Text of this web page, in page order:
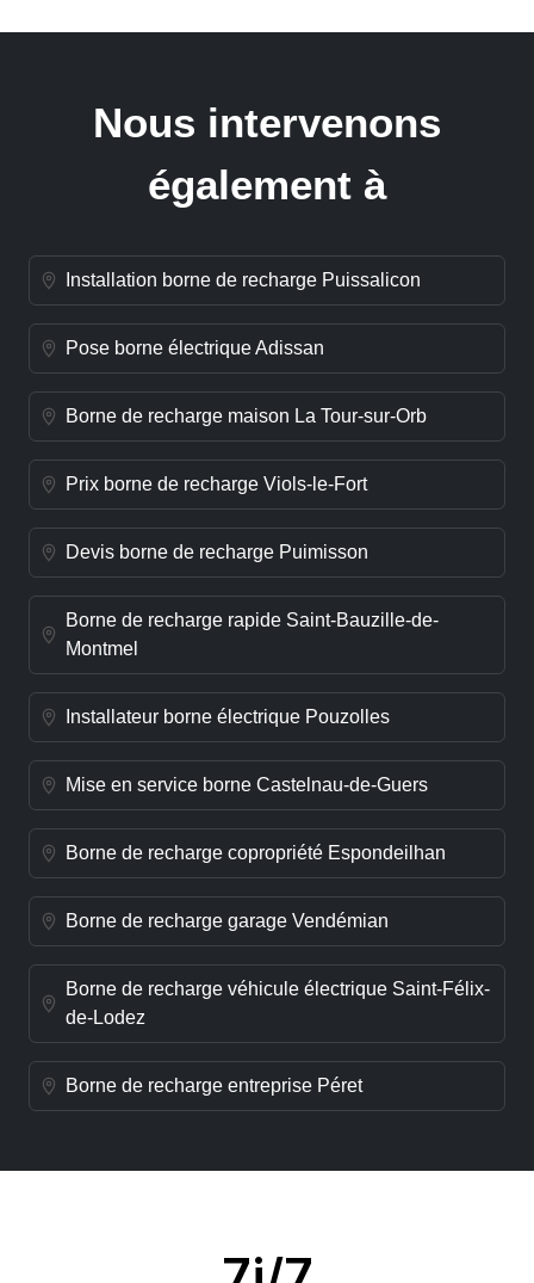
Nous intervenons
également à
Installation borne de recharge Puissalicon
Pose borne électrique Adissan
Borne de recharge maison La Tour-sur-Orb
Prix borne de recharge Viols-le-Fort
Devis borne de recharge Puimisson
Borne de recharge rapide Saint-Bauzille-de-
Montmel
Installateur borne électrique Pouzolles
Mise en service borne Castelnau-de-Guers
Borne de recharge copropriété Espondeilhan
Borne de recharge garage Vendémian
Borne de recharge véhicule électrique Saint-Félix-
de-Lodez
Borne de recharge entreprise Péret